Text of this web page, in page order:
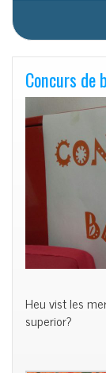
Concurs de
Heu vist les
superior?